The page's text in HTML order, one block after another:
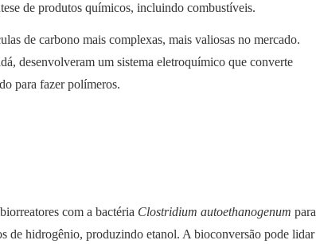
de produtos químicos, incluindo combustíveis.
de carbono mais complexas, mais valiosas no mercado.
desenvolveram um sistema eletroquímico que converte
para fazer polímeros.
com a bactéria Clostridium autoethanogenum para
de hidrogênio, produzindo etanol. A bioconversão pode lidar